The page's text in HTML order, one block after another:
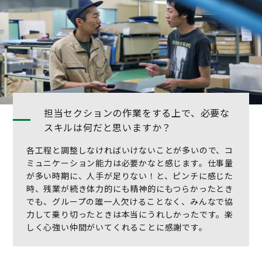
担当セクションの作業をする上で、必要な
スキルは何だと思いますか？
各工程と調整しなければいけないことが多いので、コ
ミュニケーション能力は必要かなと感じます。仕事量
が多い時期に、人手が足りない！と、ピンチに感じた
時、残業が続き体力的にも精神的にもつらかったとき
でも、グループの誰一人欠けることなく、みんなで協
力して乗り切ったときは本当にうれしかったです。楽
しく心強い仲間がいてくれることに感謝です。